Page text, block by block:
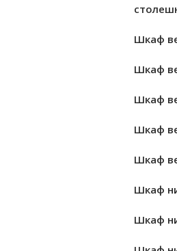
Шкаф
Шкаф
Шкаф
Шкаф
Шкаф
Шкаф
Шкаф